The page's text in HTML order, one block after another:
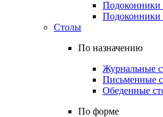
Подоконники
Подоконники
Столы
По назначению
Журнальные
Письменные
Обеденные
По форме